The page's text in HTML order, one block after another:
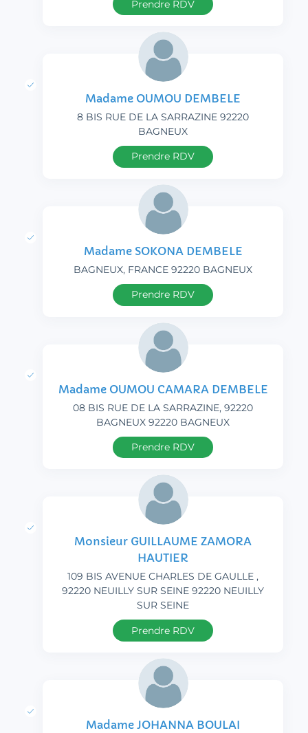
Prendre RDV
Madame OUMOU DEMBELE
8 BIS RUE DE LA SARRAZINE 92220
BAGNEUX
Prendre RDV
Madame SOKONA DEMBELE
BAGNEUX, FRANCE 92220 BAGNEUX
Prendre RDV
Madame OUMOU CAMARA DEMBELE
08 BIS RUE DE LA SARRAZINE, 92220
BAGNEUX 92220 BAGNEUX
Prendre RDV
Monsieur GUILLAUME ZAMORA
HAUTIER
109 BIS AVENUE CHARLES DE GAULLE ,
92220 NEUILLY SUR SEINE 92220 NEUILLY
SUR SEINE
Prendre RDV
Madame JOHANNA BOULAI